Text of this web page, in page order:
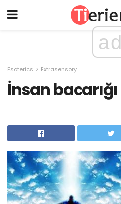
ad
Esoterics Extrasensory
İnsan bacarığı